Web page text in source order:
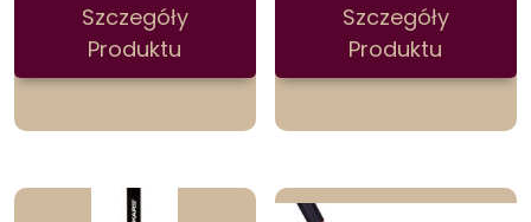
Szczegóły
Produktu
Szczegóły
Produktu